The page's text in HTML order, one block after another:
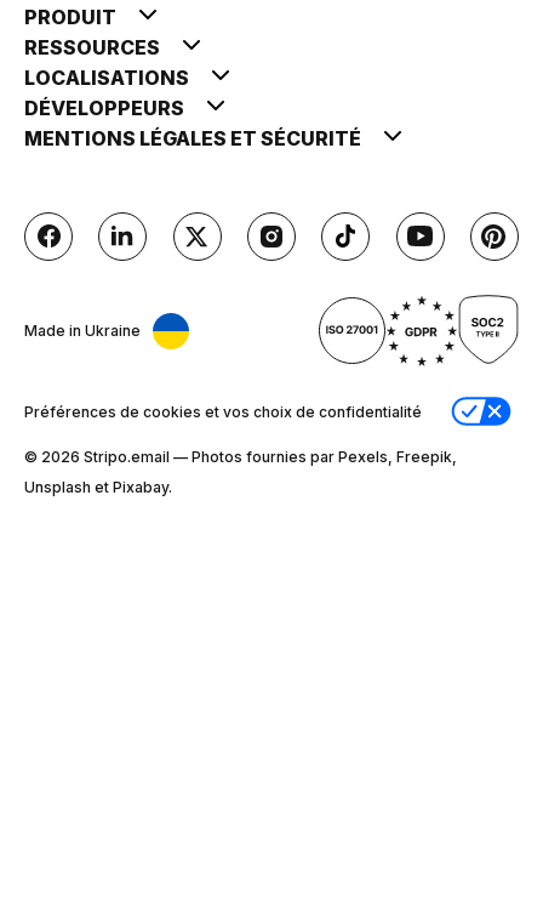
PRODUIT
RESSOURCES
LOCALISATIONS
DÉVELOPPEURS
MENTIONS LÉGALES ET SÉCURITÉ
Made in Ukraine
Préférences de cookies et vos choix de confidentialité
© 2026 Stripо.email — Photos fournies par Pexels, Freepik,
Unsplash et Pixabay.